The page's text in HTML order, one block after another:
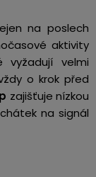
na poslech
aktivity
vyžadují velmi
o krok před
zajišťuje nízkou
na signál